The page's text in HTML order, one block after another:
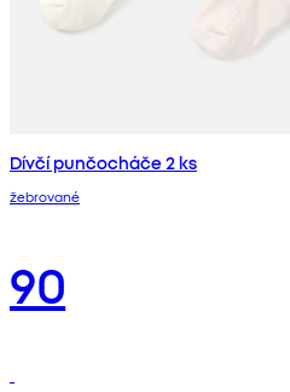
Dívčí punčocháče 2 ks
žebrované
90